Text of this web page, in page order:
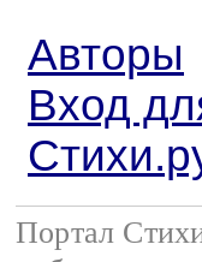
Авторы
Вход
Портал